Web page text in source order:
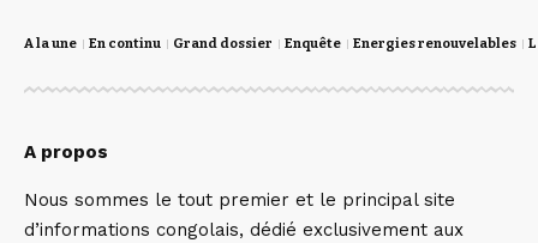
A la une En continu Grand dossier Enquête Energies renouvelables
A propos
Nous sommes le tout premier et le principal site
d’informations congolais, dédié exclusivement aux